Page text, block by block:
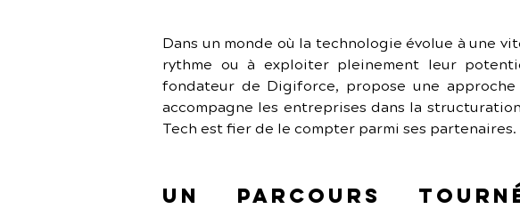
Dans un monde où la technologie évolue à une
rythme ou à exploiter pleinement leur
fondateur de Digiforce, propose une
accompagne les entreprises dans la
Tech est fier de le compter parmi ses partenaires.
Un parcours